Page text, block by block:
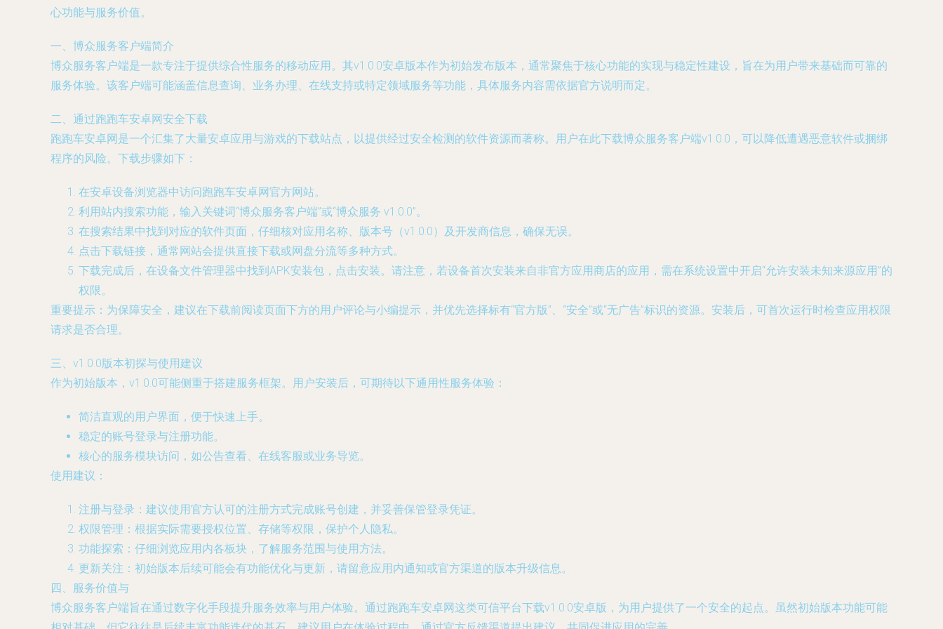
心功能与服务价值。
一、博众服务客户端简介
博众服务客户端是一款专注于提供综合性服务的移动应用。其v1.0.0安卓版本作为初始发布版本，通常聚焦于核心功能的实现与稳定性建设，旨在为用户带来基础而可靠的
服务体验。该客户端可能涵盖信息查询、业务办理、在线支持或特定领域服务等功能，具体服务内容需依据官方说明而定。
二、通过跑跑车安卓网安全下载
跑跑车安卓网是一个汇集了大量安卓应用与游戏的下载站点，以提供经过安全检测的软件资源而著称。用户在此下载博众服务客户端v1.0.0，可以降低遭遇恶意软件或捆绑
程序的风险。下载步骤如下：
在安卓设备浏览器中访问跑跑车安卓网官方网站。
利用站内搜索功能，输入关键词“博众服务客户端”或“博众服务 v1.0.0”。
在搜索结果中找到对应的软件页面，仔细核对应用名称、版本号（v1.0.0）及开发商信息，确保无误。
点击下载链接，通常网站会提供直接下载或网盘分流等多种方式。
下载完成后，在设备文件管理器中找到APK安装包，点击安装。请注意，若设备首次安装来自非官方应用商店的应用，需在系统设置中开启“允许安装未知来源应用”的
权限。
重要提示：为保障安全，建议在下载前阅读页面下方的用户评论与小编提示，并优先选择标有“官方版”、“安全”或“无广告”标识的资源。安装后，可首次运行时检查应用权限
请求是否合理。
三、v1.0.0版本初探与使用建议
作为初始版本，v1.0.0可能侧重于搭建服务框架。用户安装后，可期待以下通用性服务体验：
简洁直观的用户界面，便于快速上手。
稳定的账号登录与注册功能。
核心的服务模块访问，如公告查看、在线客服或业务导览。
使用建议：
注册与登录：建议使用官方认可的注册方式完成账号创建，并妥善保管登录凭证。
权限管理：根据实际需要授权位置、存储等权限，保护个人隐私。
功能探索：仔细浏览应用内各板块，了解服务范围与使用方法。
更新关注：初始版本后续可能会有功能优化与更新，请留意应用内通知或官方渠道的版本升级信息。
四、服务价值与
博众服务客户端旨在通过数字化手段提升服务效率与用户体验。通过跑跑车安卓网这类可信平台下载v1.0.0安卓版，为用户提供了一个安全的起点。虽然初始版本功能可能